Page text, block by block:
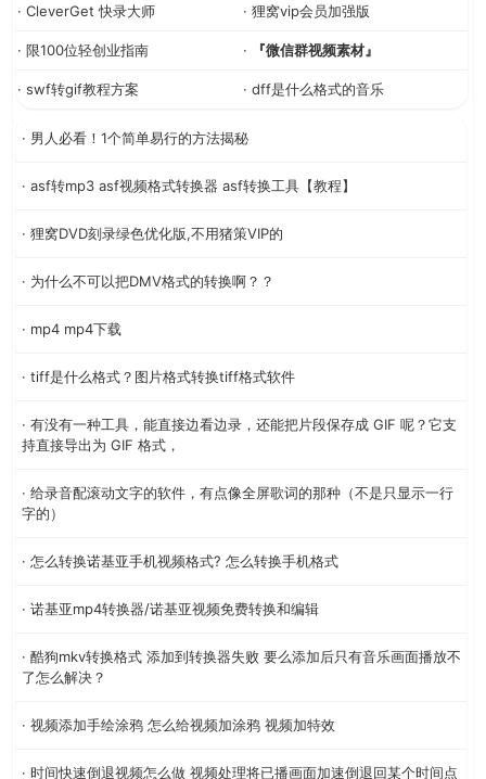
· CleverGet 快录大师 · 狸窝vip会员加强版
· 限100位轻创业指南 · 『微信群视频素材』
· swf转gif教程方案 · dff是什么格式的音乐
· 男人必看！1个简单易行的方法揭秘
· asf转mp3 asf视频格式转换器 asf转换工具【教程】
· 狸窝DVD刻录绿色优化版,不用猪策VIP的
· 为什么不可以把DMV格式的转换啊？？
· mp4 mp4下载
· tiff是什么格式？图片格式转换tiff格式软件
· 有没有一种工具，能直接边看边录，还能把片段保存成 GIF 呢？它支
持直接导出为 GIF 格式，
· 给录音配滚动文字的软件，有点像全屏歌词的那种（不是只显示一行
字的）
· 怎么转换诺基亚手机视频格式? 怎么转换手机格式
· 诺基亚mp4转换器/诺基亚视频免费转换和编辑
· 酷狗mkv转换格式 添加到转换器失败 要么添加后只有音乐画面播放不
了怎么解决？
· 视频添加手绘涂鸦 怎么给视频加涂鸦 视频加特效
· 时间快速倒退视频怎么做 视频处理将已播画面加速倒退回某个时间点